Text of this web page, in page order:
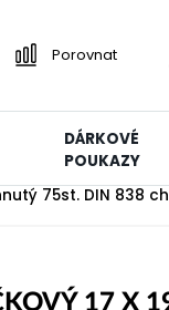
Porovnat
DÁRKOVÉ
POUKAZY
75st. DIN 838
17 X